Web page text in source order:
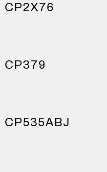
CP2X76
CP379
CP535ABJ